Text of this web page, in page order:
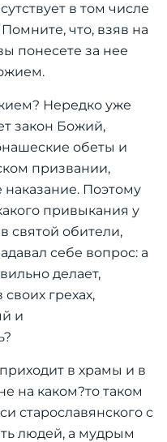
в том числе
что, взяв на
понесете за нее
Нередко уже
закон Божий,
обеты и
призвании,
Поэтому
привыкания у
святой обители,
себе вопрос: а
делает,
грехах,
и
в храмы и в
на каком?то таком
старославянского с
людей, а мудрым